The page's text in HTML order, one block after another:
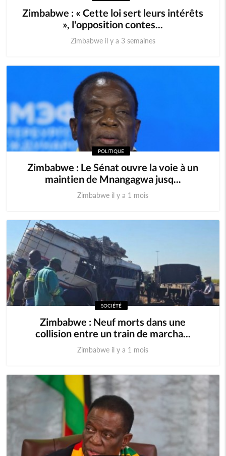
Zimbabwe : « Cette loi sert leurs intérêts
», l'opposition contes...
Zimbabwe il y a 3 semaines
POLITIQUE
Zimbabwe : Le Sénat ouvre la voie à un
maintien de Mnangagwa jusq...
Zimbabwe il y a 1 mois
SOCIÉTÉ
Zimbabwe : Neuf morts dans une
collision entre un train de marcha...
Zimbabwe il y a 1 mois